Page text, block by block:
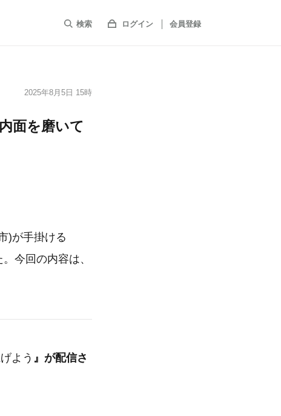
検索 ログイン 会員登録
2025年8月5日 15時
面を磨いて
)が手掛ける
今回の内容は、
よう 』が配信さ